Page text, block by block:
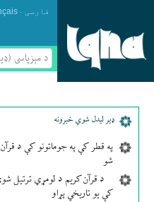
فارسی .
د مېزپاسى
ډير لیدل شوي خبرونه
په قطر کې په جوماتونو کې د
شو
د قرآن کریم د لومړي ترتیل
کې یو تاریخي پړاو